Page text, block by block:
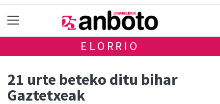
ELORRIO
21 urte beteko ditu bihar
Gaztetxeak